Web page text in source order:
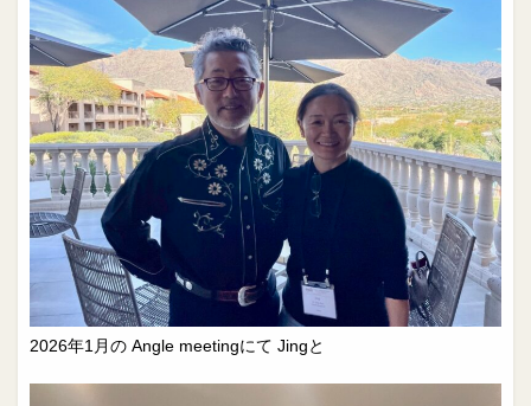
2026年1月の Angle meetingにて Jingと